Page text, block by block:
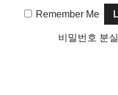
Remember Me
비밀번호 분실